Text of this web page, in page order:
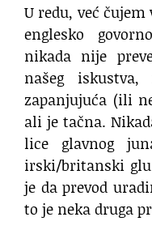
U redu, već
englesko
nikada nije
našeg
zapanjujuća (ili
ali je tačna.
lice glavnog
irski/britanski
je da prevod
to je neka druga